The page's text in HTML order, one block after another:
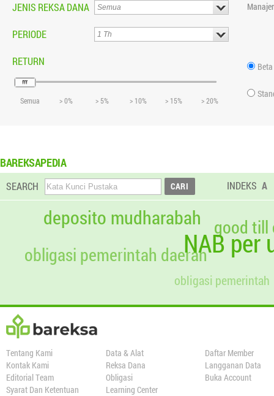
JENIS REKSA DANA
PERIODE
RETURN
Semua > 0% > 5% > 10% > 15% > 20%
Beta
BAREKSAPEDIA
SEARCH INDEKS A
NAB per
deposito mudharabah
obligasi pemerintah
obligasi pemerintah daerah
good till
Tentang Kami
Kontak Kami
Editorial Team
Syarat Dan Ketentuan
Data & Alat
Reksa Dana
Obligasi
Learning Center
Daftar Member
Langganan Data
Buka Account